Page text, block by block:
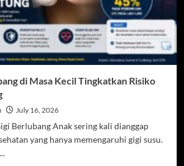
di Masa Kecil Tingkatkan Risiko
July 16, 2026
Berlubang Anak sering kali dianggap
yang hanya memengaruhi gigi susu.